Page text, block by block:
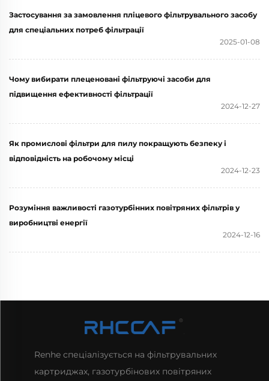
Застосування за замовлення пліцевого фільтрувального засобу
для спеціальних потреб фільтрації
2025-01-08
Чому вибирати плеценовані фільтруючі засоби для
підвищення ефективності фільтрації
2024-12-27
Як промислові фільтри для пилу покращують безпеку і
відповідність на робочому місці
2024-12-23
Розуміння важливості газотурбінних повітряних фільтрів у
виробництві енергії
2024-12-16
Renhe спеціалізується на фільтрувальних
картриджах, газотурбінових повітряних